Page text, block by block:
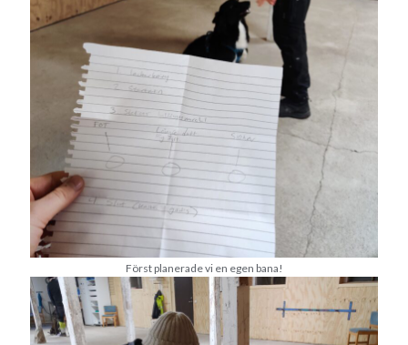
Resor
(111)
Tävling
(63)
Utrustning(47)
Senaste kommentarerna
Ellenom VINST!!!
Camillaom
VINST!!!
Ellenom JOSEF
Ellen
omSPAM
Först planerade vi en egen bana!